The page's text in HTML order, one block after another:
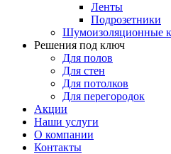
Ленты
Подрозетники
Шумоизоляционные
Решения под ключ
Для полов
Для стен
Для потолков
Для перегородок
Акции
Наши услуги
О компании
Контакты